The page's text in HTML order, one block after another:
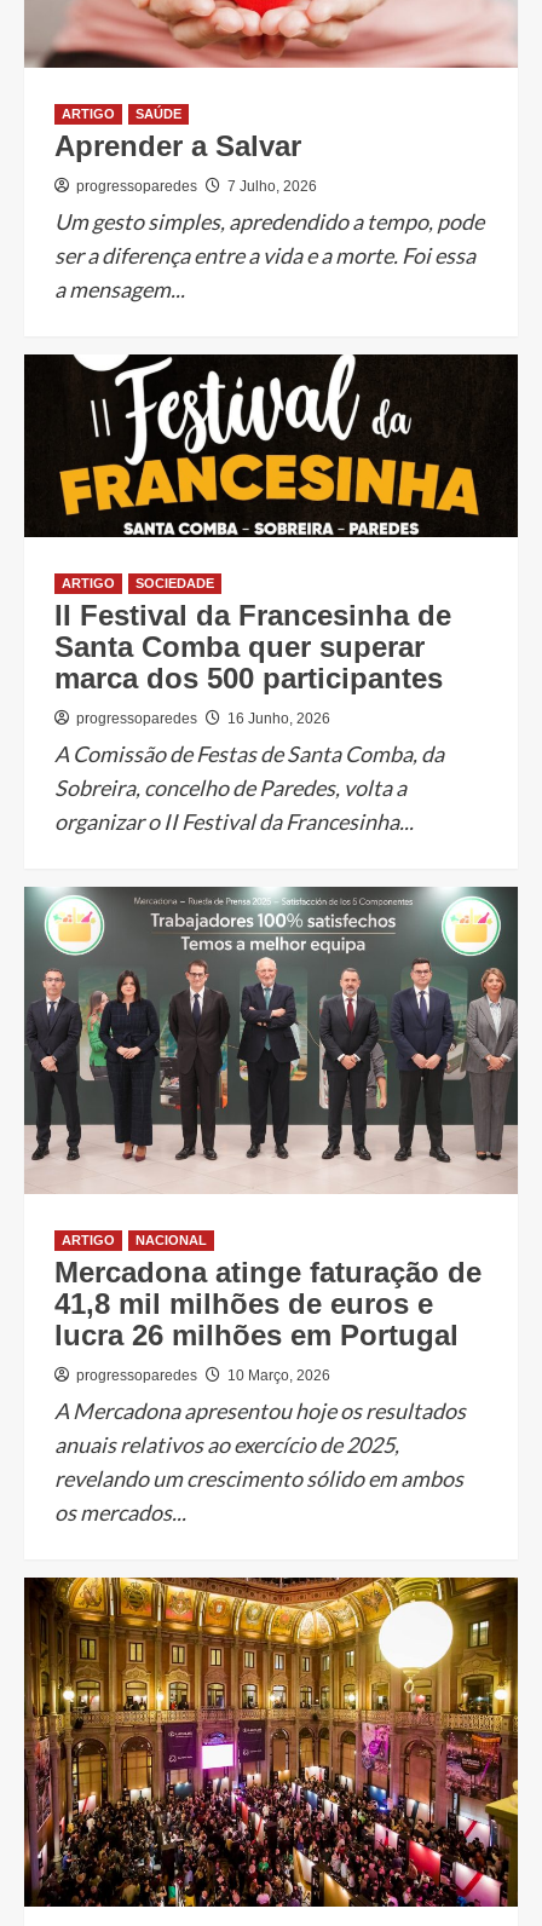
ARTIGO SAÚDE
Aprender a Salvar
progressoparedes 7 Julho, 2026
Um gesto simples, apredendido a tempo, pode
ser a diferença entre a vida e a morte. Foi essa
a mensagem...
ARTIGO SOCIEDADE
II Festival da Francesinha de
Santa Comba quer superar
marca dos 500 participantes
progressoparedes 16 Junho, 2026
A Comissão de Festas de Santa Comba, da
Sobreira, concelho de Paredes, volta a
organizar o II Festival da Francesinha...
ARTIGO NACIONAL
Mercadona atinge faturação de
41,8 mil milhões de euros e
lucra 26 milhões em Portugal
progressoparedes 10 Março, 2026
A Mercadona apresentou hoje os resultados
anuais relativos ao exercício de 2025,
revelando um crescimento sólido em ambos
os mercados...